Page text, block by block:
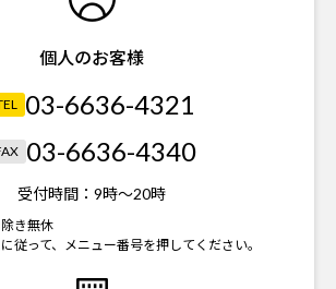
個人のお客様
03-6636-4321
03-6636-4340
受付時間： 9時～20時
き無休
従って、メニュー番号を押してください。